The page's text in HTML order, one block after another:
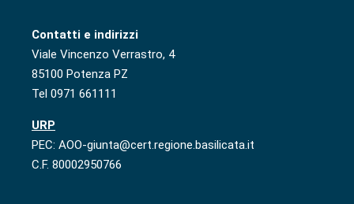
Contatti e indirizzi
Viale Vincenzo Verrastro, 4
85100 Potenza PZ
Tel 0971 661111
URP
PEC: AOO-giunta@cert.regione.basilicata.it
C.F. 80002950766